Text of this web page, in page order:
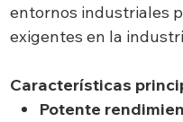
entornos industriales
exigentes en la
Características
Potente